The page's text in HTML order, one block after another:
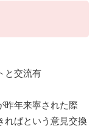
と交流有
昨年来寧された際
ればという意見交換